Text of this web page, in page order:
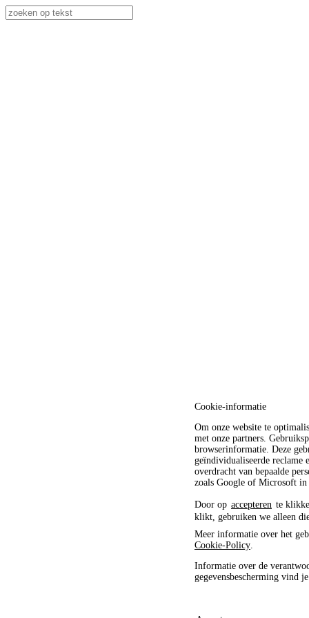
Cookie-informatie
Om onze website te
met onze partners.
browserinformatie. Deze
geïndividualiseerde
overdracht van bepaalde
zoals Google of Microsoft in
Door op accepteren te
klikt, gebruiken we alleen
Meer informatie over het
Cookie-Policy
Informatie over de
gegevensbescherming vind